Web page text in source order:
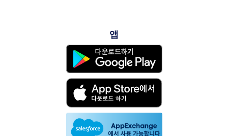
앱